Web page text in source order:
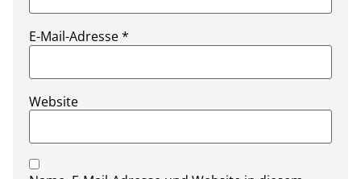
E-Mail-Adresse*
Website